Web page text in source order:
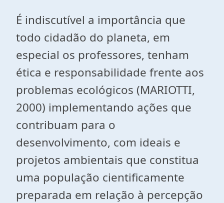
É indiscutível a importância que
todo cidadão do planeta, em
especial os professores, tenham
ética e responsabilidade frente aos
problemas ecológicos (MARIOTTI,
2000) implementando ações que
contribuam para o
desenvolvimento, com ideais e
projetos ambientais que constitua
uma população cientificamente
preparada em relação à percepção